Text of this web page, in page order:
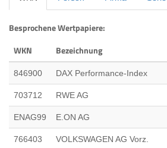
Besprochene Wertpapiere:
WKN
Bezeichnung
846900 DAX Performance-Index
703712 RWE AG
ENAG99 E.ON AG
766403 VOLKSWAGEN AG Vorz.